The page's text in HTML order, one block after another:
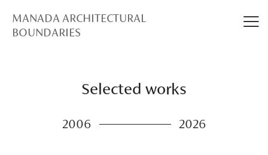
MANADA ARCHITECTURAL
BOUNDARIES
Selected works
2006 2026